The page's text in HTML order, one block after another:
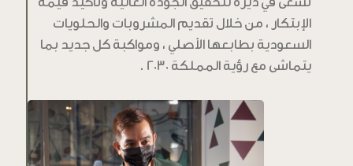
الإبتكار ، من خلال تقديم المشروبات والحلويات
السعودية بطابعها الأصلي ، ومواكبة كل جديد بما
يتماشى مع رؤية المملكة 2030 .